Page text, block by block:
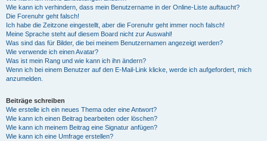
Wie kann ich verhindern, dass mein Benutzername in der Online-Liste auftaucht?
Die Forenuhr geht falsch!
Ich habe die Zeitzone eingestellt, aber die Forenuhr geht immer noch falsch!
Meine Sprache steht auf diesem Board nicht zur Auswahl!
Was sind das für Bilder, die bei meinem Benutzernamen angezeigt werden?
Wie verwende ich einen Avatar?
Was ist mein Rang und wie kann ich ihn ändern?
Wenn ich bei einem Benutzer auf den E-Mail-Link klicke, werde ich aufgefordert, mich
anzumelden.
Beiträge schreiben
Wie erstelle ich ein neues Thema oder eine Antwort?
Wie kann ich einen Beitrag bearbeiten oder löschen?
Wie kann ich meinem Beitrag eine Signatur anfügen?
Wie kann ich eine Umfrage erstellen?